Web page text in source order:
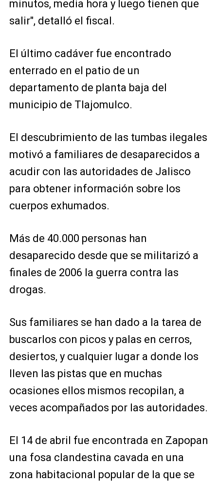
minutos, media hora y luego tienen que
salir", detalló el fiscal.
El último cadáver fue encontrado
enterrado en el patio de un
departamento de planta baja del
municipio de Tlajomulco.
El descubrimiento de las tumbas ilegales
motivó a familiares de desaparecidos a
acudir con las autoridades de Jalisco
para obtener información sobre los
cuerpos exhumados.
Más de 40.000 personas han
desaparecido desde que se militarizó a
finales de 2006 la guerra contra las
drogas.
Sus familiares se han dado a la tarea de
buscarlos con picos y palas en cerros,
desiertos, y cualquier lugar a donde los
lleven las pistas que en muchas
ocasiones ellos mismos recopilan, a
veces acompañados por las autoridades.
El 14 de abril fue encontrada en Zapopan
una fosa clandestina cavada en una
zona habitacional popular de la que se